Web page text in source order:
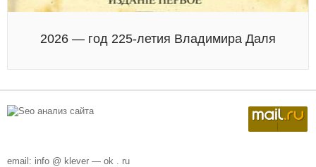
2026 — год 225-летия Владимира Даля
email: info @ klever — ok . ru